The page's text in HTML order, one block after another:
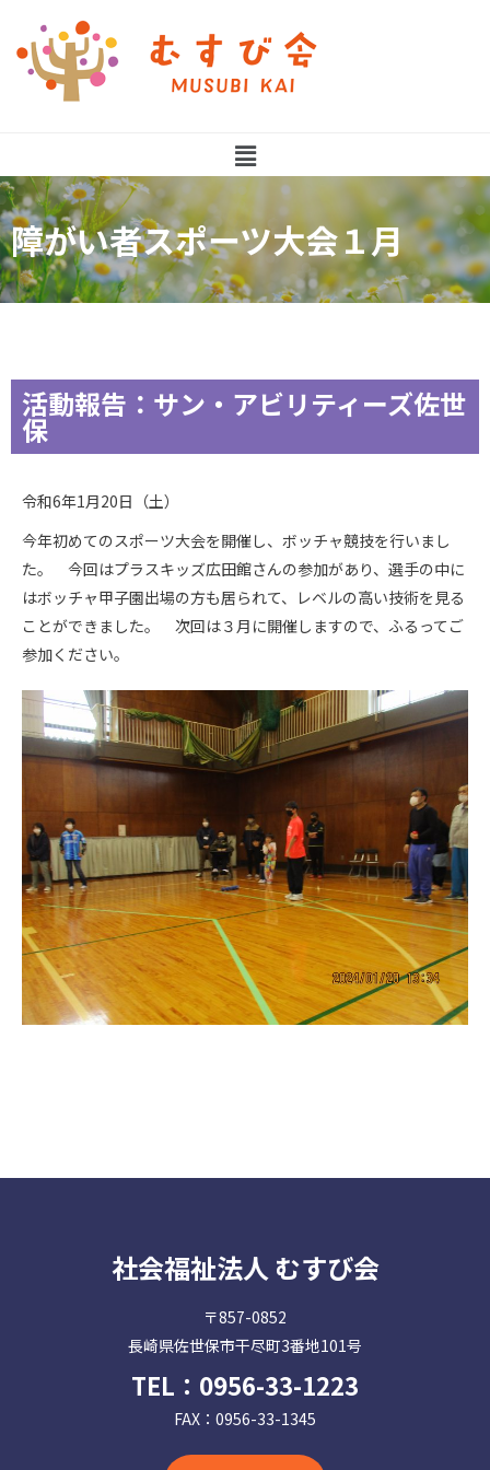
障がい者スポーツ大会１月
活動報告：サン・アビリティーズ佐世
保
令和6年1月20日（土）
今年初めてのスポーツ大会を開催し、ボッチャ競技を行いまし
た。 今回はプラスキッズ広田館さんの参加があり、選手の中に
はボッチャ甲子園出場の方も居られて、レベルの高い技術を見る
ことができました。 次回は３月に開催しますので、ふるってご
参加ください。
社会福祉法人 むすび会
〒857-0852
長崎県佐世保市干尽町3番地101号
TEL： 0956-33-1223
FAX：0956-33-1345